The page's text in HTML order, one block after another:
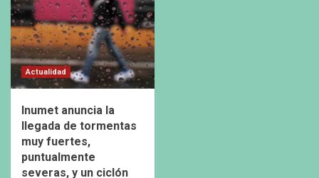
Actualidad
Inumet anuncia la
llegada de tormentas
muy fuertes,
puntualmente
severas, y un ciclón